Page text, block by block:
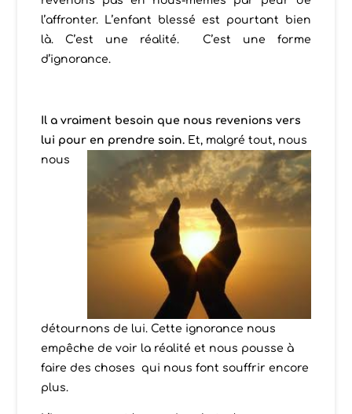
l’affronter. L’enfant blessé est pourtant bien
là. C’est une réalité. C’est une forme
d’ignorance.
Il a vraiment besoin que nous revenions vers
lui pour en prendre soin. Et, malgré tout, nous
nous
détournons de lui. Cette ignorance nous
empêche de voir la réalité et nous pousse à
faire des choses qui nous font souffrir encore
plus.